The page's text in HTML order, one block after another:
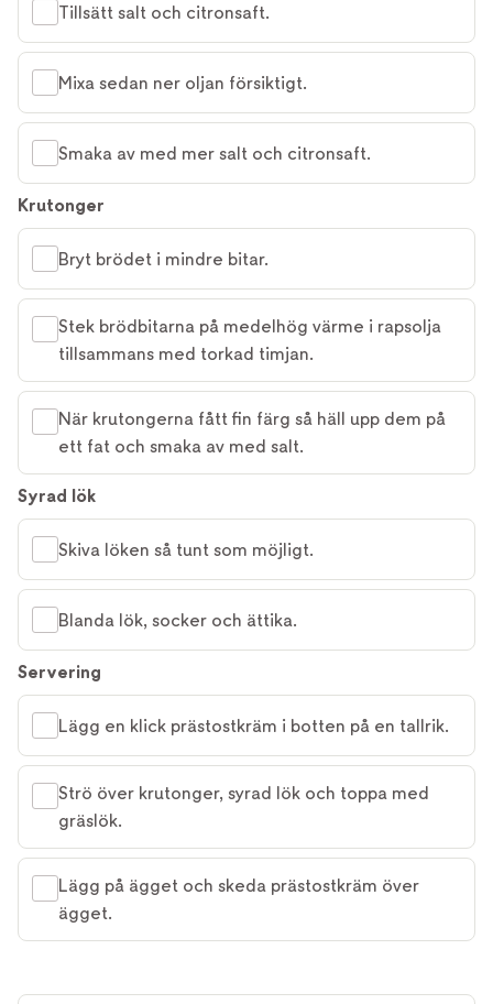
Tillsätt salt och citronsaft.
Mixa sedan ner oljan försiktigt.
Smaka av med mer salt och citronsaft.
Krutonger
Bryt brödet i mindre bitar.
Stek brödbitarna på medelhög värme i rapsolja
tillsammans med torkad timjan.
När krutongerna fått fin färg så häll upp dem på
ett fat och smaka av med salt.
Syrad lök
Skiva löken så tunt som möjligt.
Blanda lök, socker och ättika.
Servering
Lägg en klick prästostkräm i botten på en tallrik.
Strö över krutonger, syrad lök och toppa med
gräslök.
Lägg på ägget och skeda prästostkräm över
ägget.